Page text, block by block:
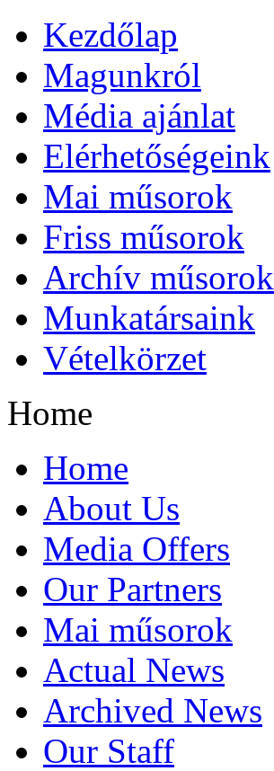
Kezdőlap
Magunkról
Média ajánlat
Elérhetőségeink
Mai műsorok
Friss műsorok
Archív műsorok
Munkatársaink
Vételkörzet
Home
Home
About Us
Media Offers
Our Partners
Mai műsorok
Actual News
Archived News
Our Staff